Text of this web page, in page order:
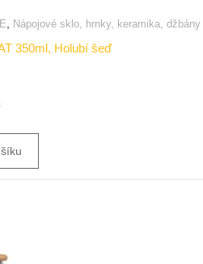
Nápojové sklo, hrnky, keramika, džbány
350ml, Holubí šeď